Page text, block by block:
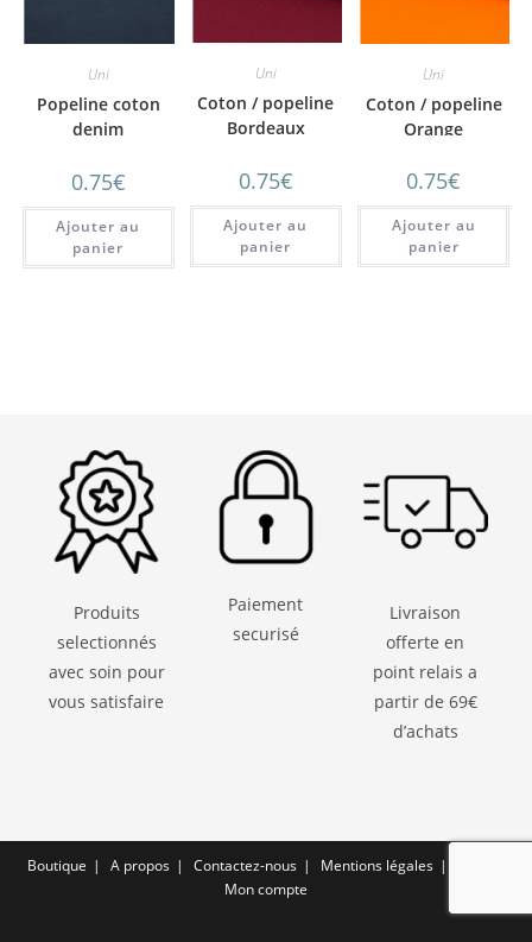
Uni
Popeline coton
denim
0.75€
Ajouter au
panier
Uni
Coton / popeline
Bordeaux
0.75€
Ajouter au
panier
Uni
Coton / popeline
Orange
0.75€
Ajouter au
panier
Produits
selectionnés
avec soin pour
vous satisfaire
Paiement
securisé
Livraison
offerte en
point relais a
partir de 69€
d’achats
Boutique A propos Contactez-nous Mentions légales
Mon compte